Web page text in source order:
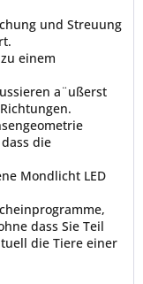
und Streuung
einem
a¨ußerst
die
Mondlicht LED
dass Sie Teil
die Tiere einer